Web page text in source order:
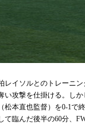
レイソルとのトレーニ
い攻撃を仕掛ける。し
松本直也監督）を0-1で終
臨んだ後半の60分、